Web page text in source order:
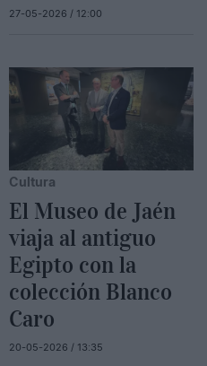
27-05-2026 / 12:00
Cultura
El Museo de Jaén
viaja al antiguo
Egipto con la
colección Blanco
Caro
20-05-2026 / 13:35